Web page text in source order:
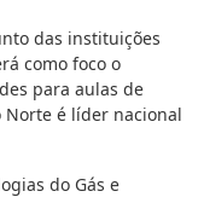
das instituições
como foco o
para aulas de
Norte é líder nacional
do Gás e